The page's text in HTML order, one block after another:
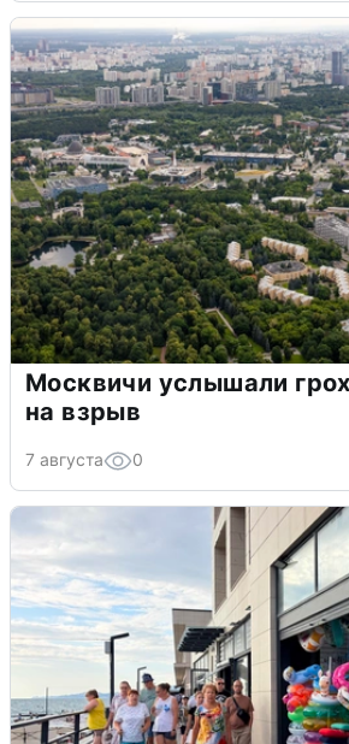
Москвичи услышали
на взрыв
7 августа 0